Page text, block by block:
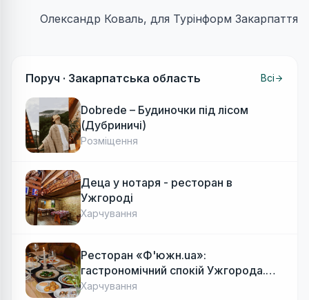
Олександр Коваль, для Турінформ Закарпаття
Поруч · Закарпатська область Всі
Dobrede – Будиночки під лісом
(Дубриничі)
Розміщення
Деца у нотаря - ресторан в
Ужгороді
Харчування
Ресторан «Ф'южн.ua»:
гастрономічний спокій Ужгорода.
Авторська локальна кухня, затишок
Харчування